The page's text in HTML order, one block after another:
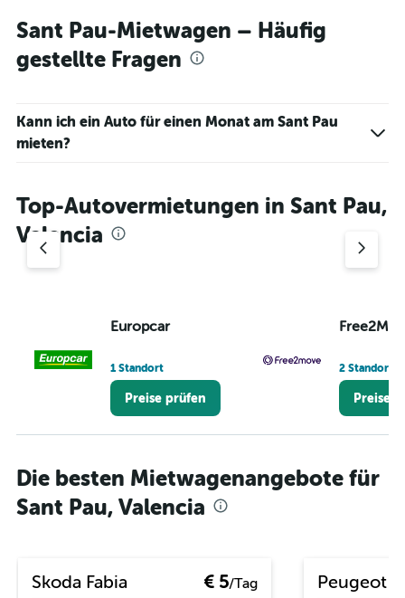
Sant Pau-Mietwagen – Häufig
gestellte Fragen
Kann ich ein Auto für einen Monat am Sant Pau
mieten?
Top-Autovermietungen in Sant Pau,
Valencia
Europcar
1 Standort
Preise prüfen
2 Standorte
Preise
Die besten Mietwagenangebote für
Sant Pau, Valencia
Skoda Fabia € 5/Tag
Peugeot